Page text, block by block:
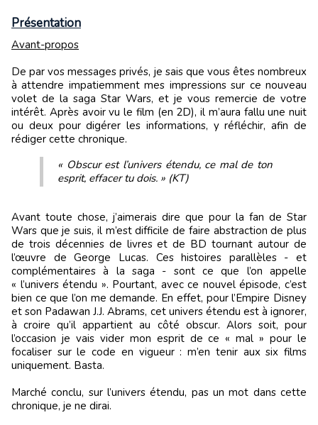
Présentation
Avant-propos
De par vos messages privés, je sais que vous êtes nombreux
à attendre impatiemment mes impressions sur ce nouveau
volet de la saga Star Wars, et je vous remercie de votre
intérêt. Après avoir vu le film (en 2D), il m’aura fallu une nuit
ou deux pour digérer les informations, y réfléchir, afin de
rédiger cette chronique.
« Obscur est l’univers étendu, ce mal de ton
esprit, effacer tu dois. » (KT)
Avant toute chose, j’aimerais dire que pour la fan de Star
Wars que je suis, il m’est difficile de faire abstraction de plus
de trois décennies de livres et de BD tournant autour de
l’œuvre de George Lucas. Ces histoires parallèles - et
complémentaires à la saga - sont ce que l’on appelle
« l’univers étendu ». Pourtant, avec ce nouvel épisode, c’est
bien ce que l’on me demande. En effet, pour l’Empire Disney
et son Padawan J.J. Abrams, cet univers étendu est à ignorer,
à croire qu’il appartient au côté obscur. Alors soit, pour
l’occasion je vais vider mon esprit de ce « mal » pour le
focaliser sur le code en vigueur : m’en tenir aux six films
uniquement. Basta.
Marché conclu, sur l’univers étendu, pas un mot dans cette
chronique, je ne dirai.